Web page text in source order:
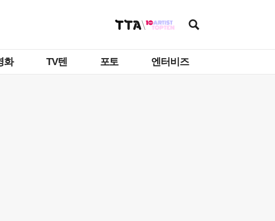
화 TV텐 포토 엔터비즈